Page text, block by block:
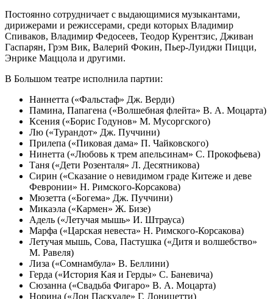
Постоянно сотрудничает с выдающимися музыкантами,
дирижерами и режиссерами, среди которых Владимир
Спиваков, Владимир Федосеев, Теодор Курентзис, Дживан
Гаспарян, Грэм Вик, Валерий Фокин, Пьер-Луиджи Пицци,
Энрике Маццола и другими.
В Большом театре исполнила партии:
Наннетта («Фальстаф» Дж. Верди)
Памина, Папагена («Волшебная флейта» В. А. Моцарта)
Ксения («Борис Годунов» М. Мусоргского)
Лю («Турандот» Дж. Пуччини)
Прилепа («Пиковая дама» П. Чайковского)
Нинетта («Любовь к трем апельсинам» С. Прокофьева)
Таня («Дети Розенталя» Л. Десятникова)
Сирин («Сказание о невидимом граде Китеже и деве
Февронии» Н. Римского-Корсакова)
Мюзетта («Богема» Дж. Пуччини)
Микаэла («Кармен» Ж. Бизе)
Адель («Летучая мышь» И. Штрауса)
Марфа («Царская невеста» Н. Римского-Корсакова)
Летучая мышь, Сова, Пастушка («Дитя и волшебство»
М. Равеля)
Лиза («Сомнамбула» В. Беллини)
Герда («История Кая и Герды» С. Баневича)
Сюзанна («Свадьба Фигаро» В. А. Моцарта)
Норина («Дон Паскуале» Г. Доницетти)